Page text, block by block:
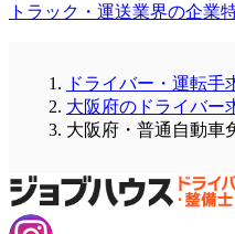
トラック・運送業界の企業
ドライバー・運転手
大阪府のドライバー
大阪府・普通自動車